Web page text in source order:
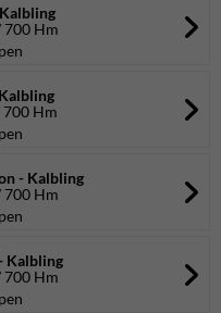
700 Hm
Hm
- Kalbling
700 Hm
Kalbling
700 Hm